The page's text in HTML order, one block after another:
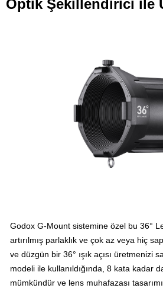
Optik Şekillendirici ile
Godox G-Mount sistemine özel bu 36°
artırılmış parlaklık ve çok az veya hiç
ve düzgün bir 36° ışık açısı üretmenizi
modeli ile kullanıldığında, 8 kata kadar
mümkündür ve lens muhafazası